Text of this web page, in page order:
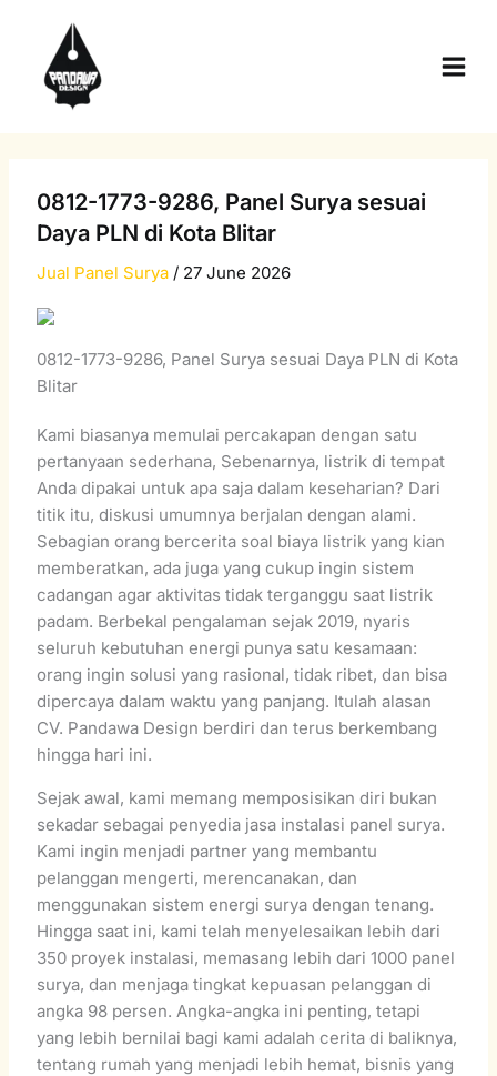
content
0812-1773-9286, Panel Surya sesuai
Daya PLN di Kota Blitar
Jual Panel Surya / 27 June 2026
0812-1773-9286, Panel Surya sesuai Daya PLN di Kota
Blitar
Kami biasanya memulai percakapan dengan satu
pertanyaan sederhana, Sebenarnya, listrik di tempat
Anda dipakai untuk apa saja dalam keseharian? Dari
titik itu, diskusi umumnya berjalan dengan alami.
Sebagian orang bercerita soal biaya listrik yang kian
memberatkan, ada juga yang cukup ingin sistem
cadangan agar aktivitas tidak terganggu saat listrik
padam. Berbekal pengalaman sejak 2019, nyaris
seluruh kebutuhan energi punya satu kesamaan:
orang ingin solusi yang rasional, tidak ribet, dan bisa
dipercaya dalam waktu yang panjang. Itulah alasan
CV. Pandawa Design berdiri dan terus berkembang
hingga hari ini.
Sejak awal, kami memang memposisikan diri bukan
sekadar sebagai penyedia jasa instalasi panel surya.
Kami ingin menjadi partner yang membantu
pelanggan mengerti, merencanakan, dan
menggunakan sistem energi surya dengan tenang.
Hingga saat ini, kami telah menyelesaikan lebih dari
350 proyek instalasi, memasang lebih dari 1000 panel
surya, dan menjaga tingkat kepuasan pelanggan di
angka 98 persen. Angka-angka ini penting, tetapi
yang lebih bernilai bagi kami adalah cerita di baliknya,
tentang rumah yang menjadi lebih hemat, bisnis yang